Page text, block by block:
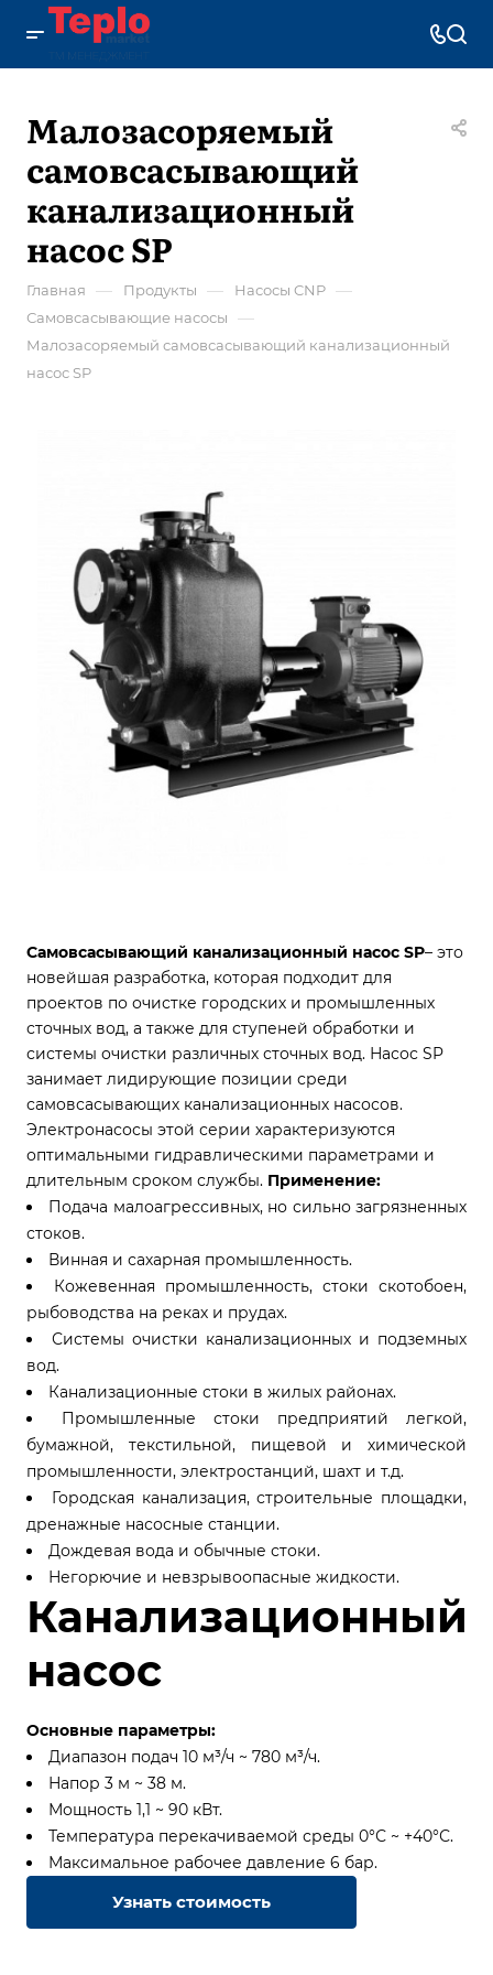
Малозасоряемый
самовсасывающий
канализационный
насос SP
Главная — Продукты — Насосы CNP —
Самовсасывающие насосы —
Малозасоряемый самовсасывающий канализационный
насос SP
Самовсасывающий канализационный насос SP– это
новейшая разработка, которая подходит для
проектов по очистке городских и промышленных
сточных вод, а также для ступеней обработки и
системы очистки различных сточных вод. Насос SP
занимает лидирующие позиции среди
самовсасывающих канализационных насосов.
Электронасосы этой серии характеризуются
оптимальными гидравлическими параметрами и
длительным сроком службы. Применение:
Подача малоагрессивных, но сильно загрязненных
стоков.
Винная и сахарная промышленность.
Кожевенная промышленность, стоки скотобоен,
рыбоводства на реках и прудах.
Системы очистки канализационных и подземных
вод.
Канализационные стоки в жилых районах.
Промышленные стоки предприятий легкой,
бумажной, текстильной, пищевой и химической
промышленности, электростанций, шахт и т.д.
Городская канализация, строительные площадки,
дренажные насосные станции.
Дождевая вода и обычные стоки.
Негорючие и невзрывоопасные жидкости.
Канализационный
насос
Основные параметры:
Диапазон подач 10 м³/ч ~ 780 м³/ч.
Напор 3 м ~ 38 м.
Мощность 1,1 ~ 90 кВт.
Температура перекачиваемой среды 0°С ~ +40°С.
Максимальное рабочее давление 6 бар.
Узнать стоимость